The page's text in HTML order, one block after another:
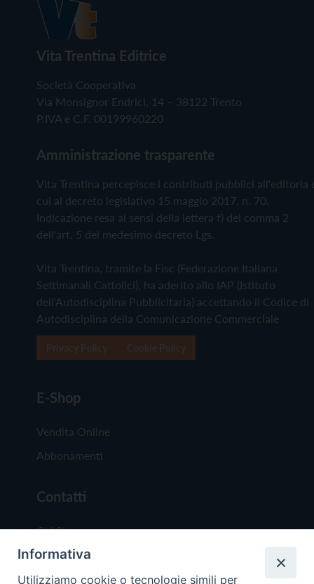
Vita Trentina Editrice
Società Cooperativa
Via Monsignor Endrici, 14 – 38122 Trento
P.IVA e C.F. 00199960220
Amministrazione trasparente
Vita Trentina percepisce i contributi pubblici all'editoria
cui al decreto legislativo 15 maggio 2017, n. 70.
Indicazione resa ai sensi della lettera f) del comma 2
dell'art. 5 del medesimo decreto Lgs.
Vita Trentina, tramite la Fisc (Federazione Italiana
Settimanali Cattolici), ha aderito allo IAP (Istituto
dell'Autodisciplina Pubblicitaria) accettando il Codice di
Autodisciplina della Comunicazione Commerciale
E-Shop
Vendita Online
Abbonamenti
Contatti
Chi Siamo
Redazione
Scrivici
Informativa
Utilizziamo cookie o tecnologie simili per